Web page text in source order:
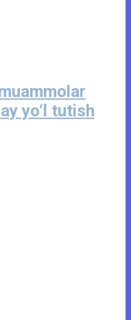
yo‘l tutish